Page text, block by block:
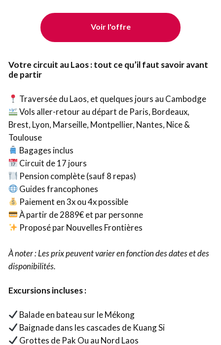
Voir l'offre
Votre circuit au Laos : tout ce qu’il faut savoir avant
de partir
Traversée du Laos, et quelques jours au Cambodge
Vols aller-retour au départ de Paris, Bordeaux,
Brest, Lyon, Marseille, Montpellier, Nantes, Nice &
Toulouse
Bagages inclus
Circuit de 17 jours
Pension complète (sauf 8 repas)
Guides francophones
Paiement en 3x ou 4x possible
À partir de 2889€ et par personne
Proposé par Nouvelles Frontières
À noter : Les prix peuvent varier en fonction des dates et des
disponibilités.
Excursions incluses :
Balade en bateau sur le Mékong
Baignade dans les cascades de Kuang Si
Grottes de Pak Ou au Nord Laos